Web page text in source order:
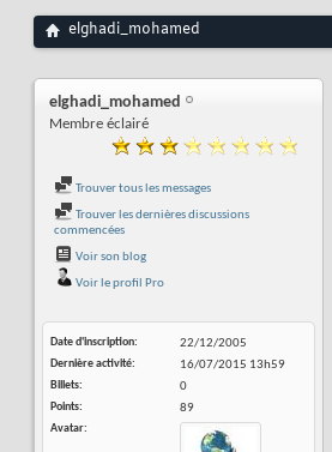
elghadi_mohamed
elghadi_mohamed
Membre éclairé
Trouver tous les messages
Trouver les dernières discussions
commencées
Voir son blog
Voir le profil Pro
Date d'inscription
22/12/2005
Dernière activité
16/07/2015 13h59
Billets
0
Points
89
Avatar